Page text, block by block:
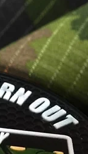
avant toute
décapeur
nécessaire à
rubrique TUTOS /